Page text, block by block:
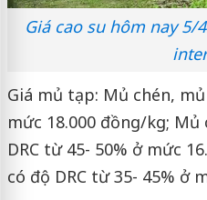
Giá cao su hôm nay 5/
Giá mủ tạp: Mủ chén,
mức 18.000 đồng/kg;
DRC từ 45- 50% ở mức
có độ DRC từ 35- 45% ở